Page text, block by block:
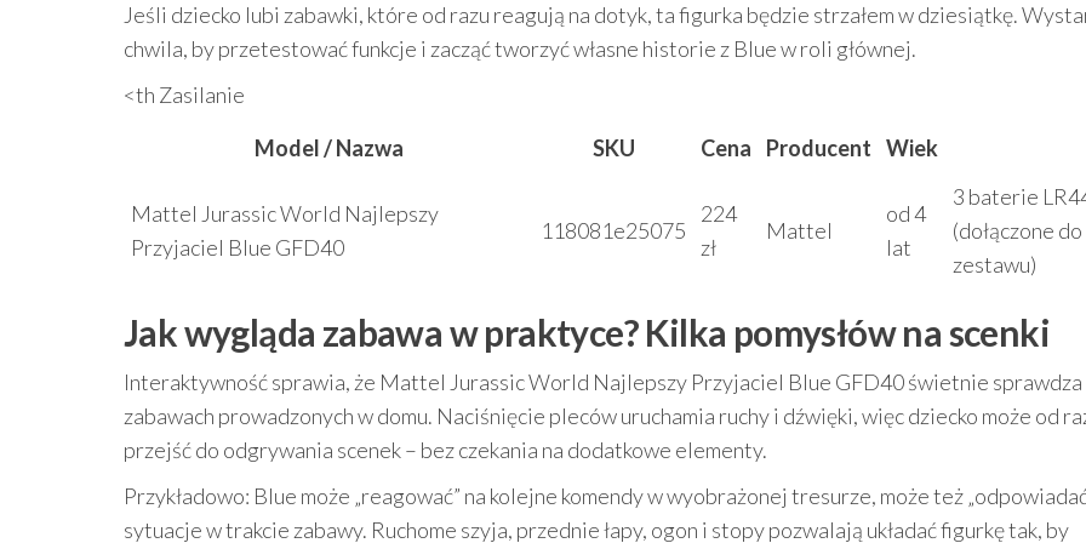
Jeśli dziecko lubi zabawki, które od razu reagują na dotyk, ta figurka będzie strzałem w dziesiątkę.
chwila, by przetestować funkcje i zacząć tworzyć własne historie z Blue w roli głównej.
<th Zasilanie
Model / Nazwa
SKU Cena Producent Wiek
Mattel Jurassic World Najlepszy
Przyjaciel Blue GFD40
118081e25075
224
zł
Mattel
od 4
lat
3 baterie
(dołączone do
zestawu)
Jak wygląda zabawa w praktyce? Kilka pomysłów na scenki
Interaktywność sprawia, że Mattel Jurassic World Najlepszy Przyjaciel Blue GFD40 świetnie sprawdza
zabawach prowadzonych w domu. Naciśnięcie pleców uruchamia ruchy i dźwięki, więc dziecko może od
przejść do odgrywania scenek – bez czekania na dodatkowe elementy.
Przykładowo: Blue może „reagować” na kolejne komendy w wyobrażonej tresurze, może też
sytuacje w trakcie zabawy. Ruchome szyja, przednie łapy, ogon i stopy pozwalają układać figurkę tak, by